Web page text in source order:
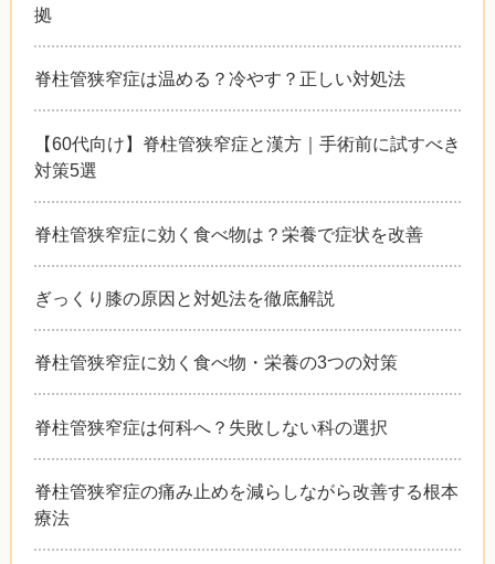
拠
脊柱管狭窄症は温める？冷やす？正しい対処法
【60代向け】脊柱管狭窄症と漢方｜手術前に試すべき
対策5選
脊柱管狭窄症に効く食べ物は？栄養で症状を改善
ぎっくり膝の原因と対処法を徹底解説
脊柱管狭窄症に効く食べ物・栄養の3つの対策
脊柱管狭窄症は何科へ？失敗しない科の選択
脊柱管狭窄症の痛み止めを減らしながら改善する根本
療法